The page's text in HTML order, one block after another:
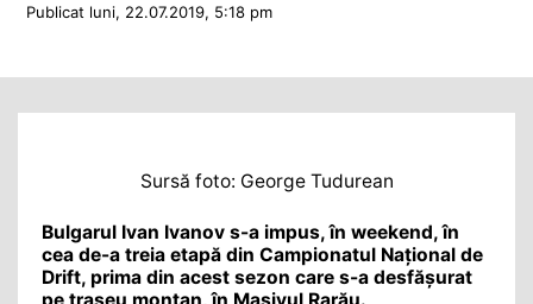
Publicat luni, 22.07.2019, 5:18 pm
Sursă foto: George Tudurean
Bulgarul Ivan Ivanov s-a impus, în weekend, în
cea de-a treia etapă din Campionatul Național de
Drift, prima din acest sezon care s-a desfășurat
pe traseu montan, în Masivul Rarău.